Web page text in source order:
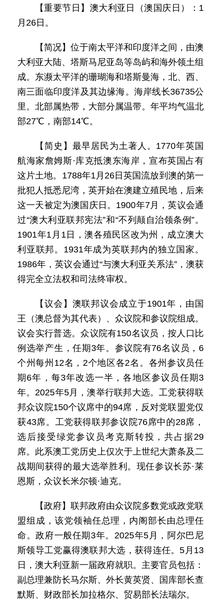
【重要节日】澳大利亚日（澳国庆日）：1
月26日。
【简况】位于南太平洋和印度洋之间，由澳
大利亚大陆、塔斯马尼亚岛等岛屿和海外领土组
成。东濒太平洋的珊瑚海和塔斯曼海，北、西、
南三面临印度洋及其边缘海。海岸线长36735公
里。北部属热带，大部分属温带。年平均气温北
部27℃，南部14℃。
【简史】最早居民为土著人。1770年英国
航海家詹姆斯·库克抵澳东海岸，宣布英国占有
这片土地。1788年1月26日英国流放到澳的第一
批犯人抵悉尼湾，英开始在澳建立殖民地，后来
这一天被定为澳国庆日。1900年7月，英议会通
过“澳大利亚联邦宪法”和“不列颠自治领条例”。
1901年1月1日，澳各殖民区改为州，成立澳大
利亚联邦。1931年成为英联邦内的独立国家。
1986年，英议会通过“与澳大利亚关系法”，澳获
得完全立法权和司法终审权。
【议会】澳联邦议会成立于1901年，由国
王（澳总督为其代表）、众议院和参议院组成。
议会实行普选。众议院有150名议员，按人口比
例选举产生，任期3年。参议院有76名议员，6
个州每州12名，2个地区各2名。各州参议员任
期6年，每3年改选一半，各地区参议员任期3
年。2025年5月，澳举行联邦大选。工党获得联
邦众议院150个议席中的94席，反对党联盟党仅
获43席。工党获得联邦参议院76席中的28席，
选后接受绿党参议员考克斯转投，共占据29
席。此系澳工党历史上仅次于上世纪大萧条及二
战期间获得的最大选举胜利。现任参议长苏·莱
恩斯，众议长米尔顿·迪克。
【政府】联邦政府由众议院多数党或政党联
盟组成，该党领袖任总理，内阁部长由总理任
命。政府一般任期3年。2025年5月，阿尔巴尼
斯领导工党赢得澳联邦大选，获得连任。5月13
日，澳大利亚新一届政府就职。主要官员包括：
副总理兼防长马尔斯、外长黄英贤、国库部长查
默斯、财政部长加拉格尔、贸易部长法瑞尔。